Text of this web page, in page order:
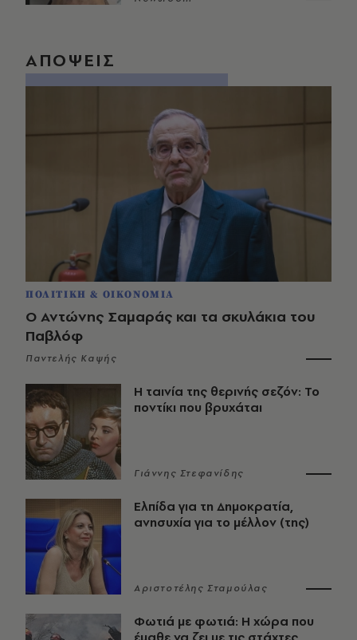
ΑΠΟΨΕΙΣ
ΠΟΛΙΤΙΚΗ & ΟΙΚΟΝΟΜΙΑ
Ο Αντώνης Σαμαράς και τα σκυλάκια του
Παβλόφ
Παντελής Καψής
Η ταινία της θερινής σεζόν: Το
ποντίκι που βρυχάται
Γιάννης Στεφανίδης
Ελπίδα για τη Δημοκρατία,
ανησυχία για το μέλλον (της)
Αριστοτέλης Σταμούλας
Φωτιά με φωτιά: Η χώρα που